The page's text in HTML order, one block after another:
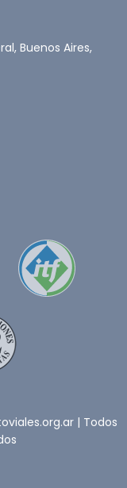
Buenos Aires,
| Todos